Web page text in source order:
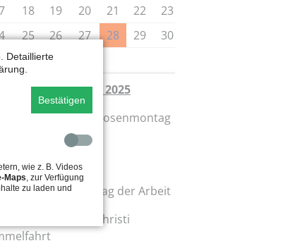
18 19 20 21 22
23
25 26 27 28 29
30
Tage 2025
16.Februar, Rosenmontag
17. Februar,
01. Mai,
Tag der Arbeit
Christi
Detaillierte
Bestätigen
wie z. B. Videos
Maps , zur Verfügung
zu laden und